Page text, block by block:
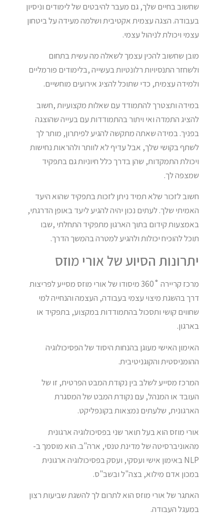
שחשוב בחיים שלך, גם מעבר להיבטים של לימודים וניסיון
בעבודה. הצגה עצמית אקטיבית ושלמה מעידה על ביטחון
עצמי ויכולת לניהול עצמי.
מובן שחשוב להכין עצמך לשאלה מה עשית בתחום
ולשחזר התנסיויות רלונטיות בעשייה ,בלימודים פורמליים
ולמידה עצמית, כדי שתוכל להציג אירועים מוחשיים.
במידה ותצטרך להתמודד עם שאלות מקצועיות ,חשוב
להציג התמדה ואי ויתור בהתמודדות עם בעייה שהוצגה
בפניך. במידה שאתה מתקשה להגיע לפיתרון, מותר לך
לשתף בקושי שלך, אבל עדיף לא לוותר ולהראות נחישות
ויכולת התמקדות, שהן בדרך כלל חיוניות גם בתפקיד
שמצפה לך.
חשוב לזכור שלא תמיד ניתן לזכות בתפקיד שהוא היעד
האמיתי שלך. לעתים נכון יהיה להגיע ליעד באופן הדרגתי,
באמצעות קידום בתוך הארגון מתפקיד התחלתי ,שבו
תוכל להוכיח יכולות ולהגיע למטרה בהמשך הדרך.
יתרונות הסיוע של אורי מוזס
מרכז קריירה ˚360 מיסודו של אורי מוזס מסייע לפריצות
דרך בהשגת מיצוי עצמי בעבודה, העצמה והנחייה למי
שחווים קושי ותסכול בהתמודדות במקצוע, בתפקיד או
בארגון.
האימון האישי מעוגן בהנחות היסוד של הפסיכולוגיה
ההומניסטית והקוגניטיבית.
המרכז מסייע לשלב בין נקודת המבט הפרטית, זו של
העובד או המנהל, עם נקודת המבט של המסגרת
הארגונית, שלעתים נמצאות בקונפליקט.
אורי מוזס הוא בעל תואר שני בפסיכולוגיה ארגונית
מהאוניברסיטה של מדינת טנסי, ארה"ב. הוא מוסמך ב-
NLP באימון אישי ועסקי, ועסק בפסיכולוגיה ארגונית
במכון אדם מילוא, בצה"ל ובשב"ס.
האתגר של אורי מוזס הוא לתרום לך להשגת שביעות רצון
במעגל העבודה.